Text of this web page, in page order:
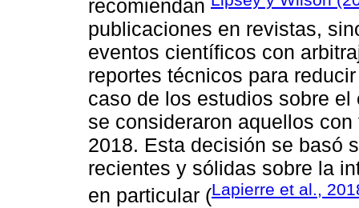
recomiendan
publicaciones en revistas,
eventos científicos con
reportes técnicos para
caso de los estudios sobre
se consideraron aquellos
2018. Esta decisión se basó
recientes y sólidas sobre la
en particular (Lapierre et al.,